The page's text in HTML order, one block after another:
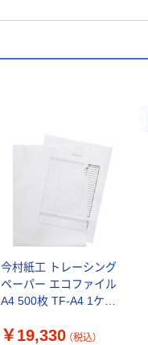
今村紙工 トレーシング
ペーパー エコファイル
A4 500枚 TF-A4 1ケー
￥19,330 （税込）